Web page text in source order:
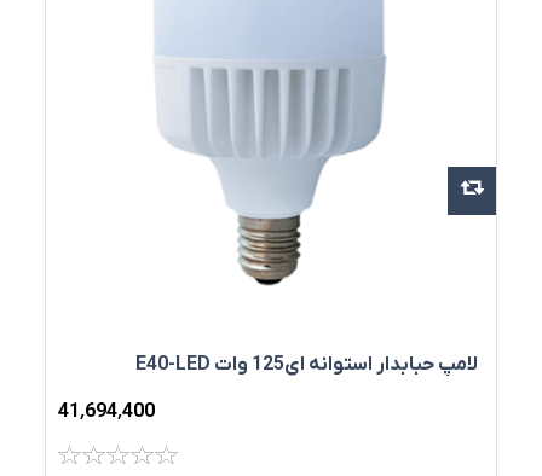
لامپ حبابدار استوانه اي125 وات E40-LED
41٬694٬400